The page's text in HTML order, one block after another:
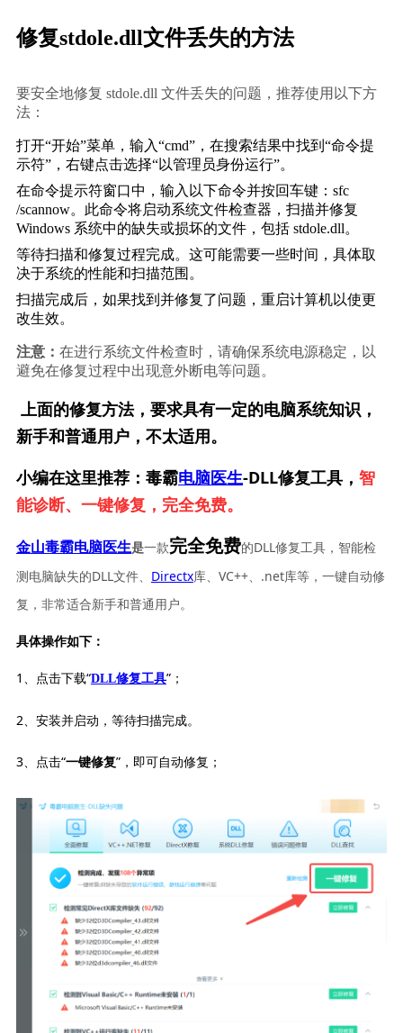
修复stdole.dll文件丢失的方法
要安全地修复 stdole.dll 文件丢失的问题，推荐使用以下方
法：
打开“开始”菜单，输入“cmd”，在搜索结果中找到“命令提
示符”，右键点击选择“以管理员身份运行”。
在命令提示符窗口中，输入以下命令并按回车键： sfc
/scannow。此命令将启动系统文件检查器，扫描并修复
Windows 系统中的缺失或损坏的文件，包括 stdole.dll。
等待扫描和修复过程完成。这可能需要一些时间，具体取
决于系统的性能和扫描范围。
扫描完成后，如果找到并修复了问题，重启计算机以使更
改生效。
注意： 在进行系统文件检查时，请确保系统电源稳定，以
避免在修复过程中出现意外断电等问题。
上面的修复方法，要求具有一定的电脑系统知识，
新手和普通用户，不太适用。
小编在这里推荐：毒霸电脑医生-DLL修复工具， 智
能诊断、一键修复，完全免费。
金山毒霸电脑医生是一款完全免费的DLL修复工具，智能检
测电脑缺失的DLL文件、 Directx库、VC++、.net库等，一键自动修
复，非常适合新手和普通用户。
具体操作如下：
1、点击下载“DLL修复工具”；
2、安装并启动，等待扫描完成。
3、点击“一键修复”，即可自动修复；